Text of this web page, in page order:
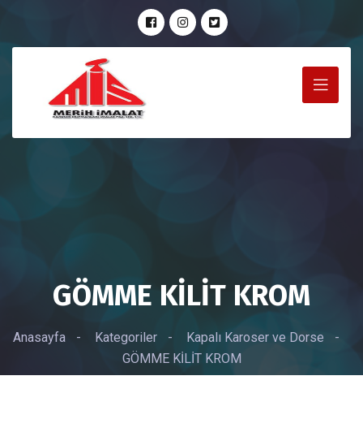
GÖMME KİLİT KROM
Anasayfa - Kategoriler - Kapalı Karoser ve Dorse
-
GÖMME KİLİT KROM